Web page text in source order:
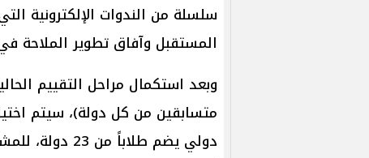
سلسلة من الندوات الإلكترونية
المستقبل وآفاق تطوير
متسابقين من كل دولة)، سيتم
دولي يضم